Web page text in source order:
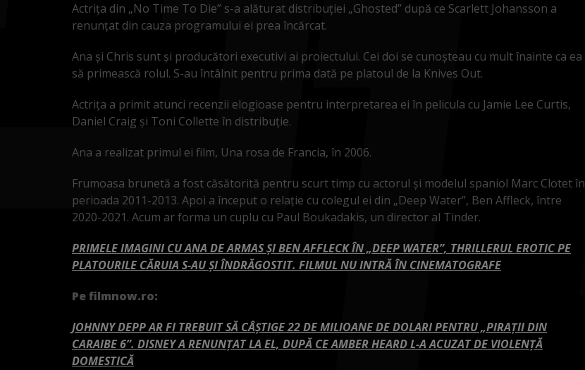
Actrița din „No Time To Die” s-a alăturat distribuției „Ghosted” după ce Scarlett Johansson a
renunțat din cauza programului ei prea încărcat.
Ana și Chris sunt și producători executivi ai proiectului. Cei doi se cunoșteau cu mult înainte ca ea
să primească rolul. S-au întâlnit pentru prima dată pe platoul de la Knives Out.
Actrița a primit atunci recenzii elogioase pentru interpretarea ei în pelicula cu Jamie Lee Curtis,
Daniel Craig și Toni Collette în distribuție.
Ana a realizat primul ei film, Una rosa de Francia, în 2006.
Frumoasa brunetă a fost căsătorită pentru scurt timp cu actorul și modelul spaniol Marc Clotet în
perioada 2011-2013. Apoi a început o relație cu colegul ei din „Deep Water”, Ben Affleck, între
2020-2021. Acum ar forma un cuplu cu Paul Boukadakis, un director al Tinder.
PRIMELE IMAGINI CU ANA DE ARMAS ȘI BEN AFFLECK ÎN „DEEP WATER”, THRILLERUL EROTIC PE
PLATOURILE CĂRUIA S-AU ȘI ÎNDRĂGOSTIT. FILMUL NU INTRĂ ÎN CINEMATOGRAFE
Pe filmnow.ro:
JOHNNY DEPP AR FI TREBUIT SĂ CÂȘTIGE 22 DE MILIOANE DE DOLARI PENTRU „PIRAȚII DIN
CARAIBE 6”. DISNEY A RENUNȚAT LA EL, DUPĂ CE AMBER HEARD L-A ACUZAT DE VIOLENȚĂ
DOMESTICĂ